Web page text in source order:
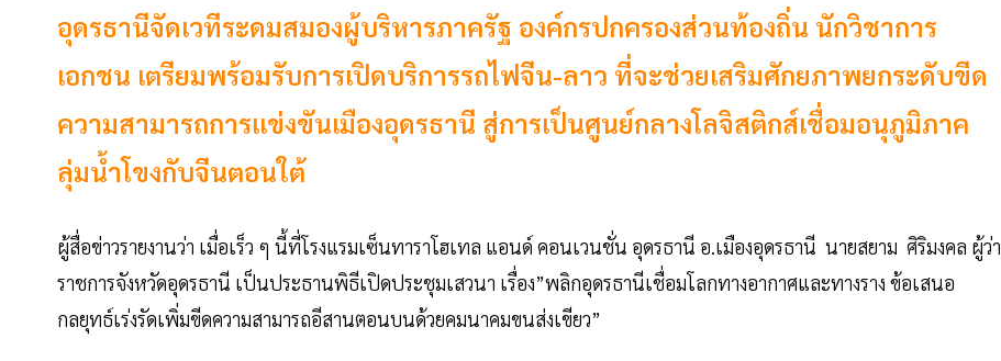
อุดรธานีจัดเวทีระดมสมองผู้บริหารภาครัฐ องค์กรปกครองส่วนท้องถิ่น นักวิชาการ
เอกชน เตรียมพร้อมรับการเปิดบริการรถไฟจีน-ลาว ที่จะช่วยเสริมศักยภาพยกระดับขีด
ความสามารถการแข่งขันเมืองอุดรธานี สู่การเป็นศูนย์กลางโลจิสติกส์เชื่อมอนุภูมิภาค
ลุ่มน้ำโขงกับจีนตอนใต้
ผู้สื่อข่าวรายงานว่า เมื่อเร็ว ๆ นี้ที่โรงแรมเซ็นทาราโฮเทล แอนด์ คอนเวนชั่น อุดรธานี อ.เมืองอุดรธานี นายสยาม ศิริมงคล ผู้ว่า
ราชการจังหวัดอุดรธานี เป็นประธานพิธีเปิดประชุมเสวนา เรื่อง”พลิกอุดรธานีเชื่อมโลกทางอากาศและทางราง ข้อเสนอ
กลยุทธ์เร่งรัดเพิ่มขีดความสามารถอีสานตอนบนด้วยคมนาคมขนส่งเขียว”